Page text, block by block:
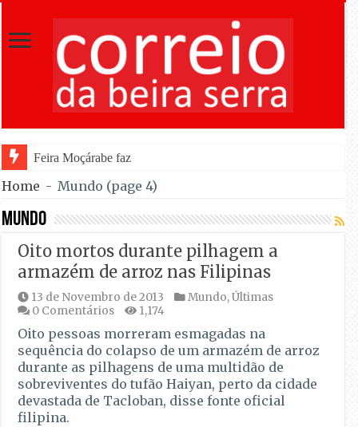
Feira Moçárabe faz recuar Lourosa ao século X a partir de ho
Home - Mundo (page 4)
Mundo
Oito mortos durante pilhagem a
armazém de arroz nas Filipinas
13 de Novembro de 2013 Mundo,Últimas
0 Comentários
1,174
Oito pessoas morreram esmagadas na
sequência do colapso de um armazém de arroz
durante as pilhagens de uma multidão de
sobreviventes do tufão Haiyan, perto da cidade
devastada de Tacloban, disse fonte oficial
filipina.